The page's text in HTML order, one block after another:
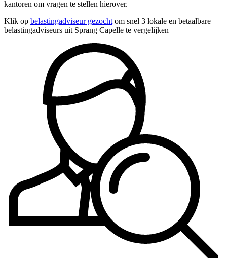
kantoren om vragen te stellen hierover.
Klik op belastingadviseur gezocht om snel 3 lokale en betaalbare
belastingadviseurs uit Sprang Capelle te vergelijken